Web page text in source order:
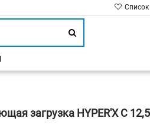
загрузка HYPER'X C